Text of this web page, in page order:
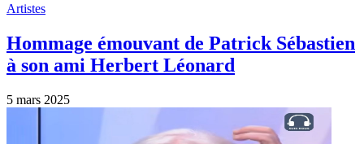
Artistes
Hommage émouvant de Patrick Sébastien
à son ami Herbert Léonard
5 mars 2025